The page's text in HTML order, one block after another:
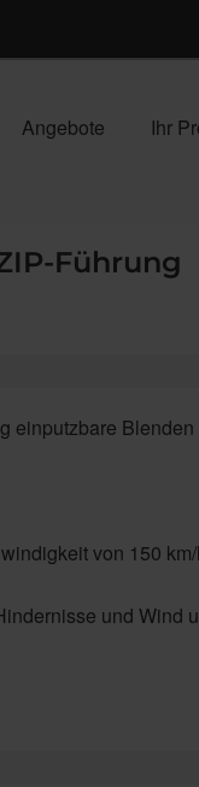
Angebote Ihr
Führung
einputzbare
von 150
und Wind